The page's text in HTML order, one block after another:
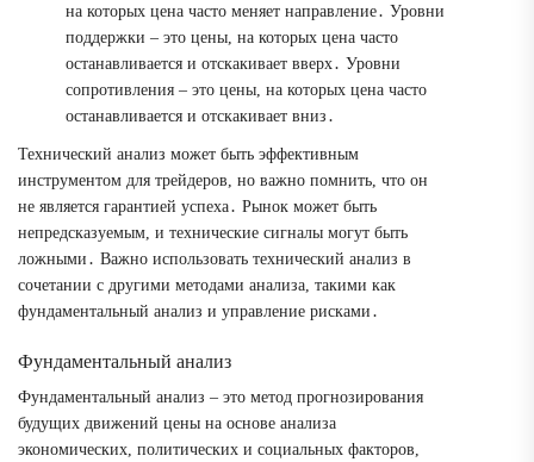
на которых цена часто меняет направление․ Уровни
поддержки – это цены, на которых цена часто
останавливается и отскакивает вверх․ Уровни
сопротивления – это цены, на которых цена часто
останавливается и отскакивает вниз․
Технический анализ может быть эффективным
инструментом для трейдеров, но важно помнить, что он
не является гарантией успеха․ Рынок может быть
непредсказуемым, и технические сигналы могут быть
ложными․ Важно использовать технический анализ в
сочетании с другими методами анализа, такими как
фундаментальный анализ и управление рисками․
Фундаментальный анализ
Фундаментальный анализ – это метод прогнозирования
будущих движений цены на основе анализа
экономических, политических и социальных факторов,